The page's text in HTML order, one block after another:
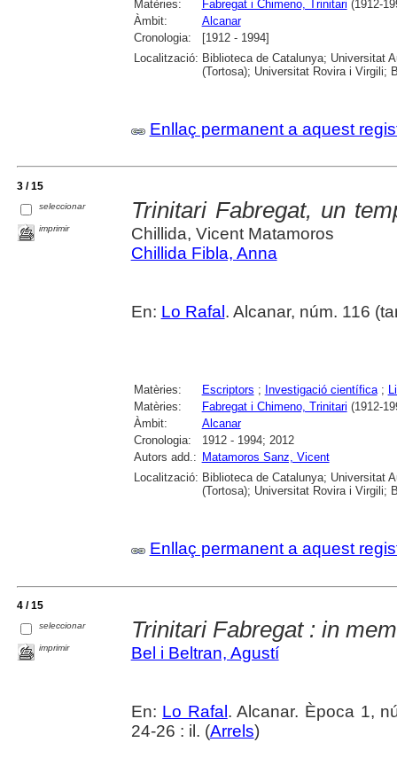
Matèries:
Fabregat i Chimeno, Trinitari (1912-
Àmbit:
Alcanar
Cronologia:
[1912 - 1994]
Localització: Biblioteca de Catalunya; Universitat
(Tortosa); Universitat Rovira i Virgili;
Enllaç permanent a aquest
3 / 15
seleccionar
imprimir
Trinitari Fabregat, un
Chillida, Vicent Matamoros
Chillida Fibla, Anna
En: Lo Rafal . Alcanar, núm. 116
Matèries: Escriptors ; Investigació científica;
Matèries:
Fabregat i Chimeno, Trinitari (1912-
Àmbit:
Alcanar
Cronologia:
1912 - 1994; 2012
Autors add.: Matamoros Sanz, Vicent
Localització: Biblioteca de Catalunya; Universitat
(Tortosa); Universitat Rovira i Virgili;
Enllaç permanent a aquest
4 / 15
seleccionar
imprimir
Trinitari Fabregat : in
Bel i Beltran, Agustí
En: Lo Rafal . Alcanar. Època 1,
24-26 : il. (Arrels)